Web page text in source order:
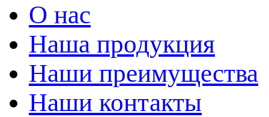
О нас
Наша продукция
Наши преимущества
Наши контакты